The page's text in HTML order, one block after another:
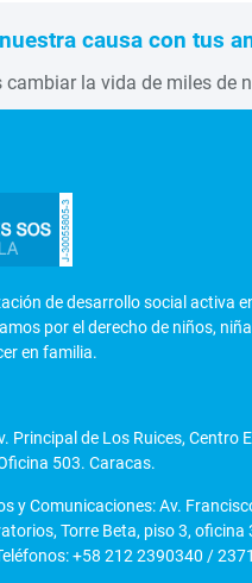
causa con tus
la vida de miles de
de desarrollo social activa
por el derecho de niños,
en familia.
Principal de Los Ruices, Centro
503. Caracas.
y Comunicaciones: Av.
Torre Beta, piso 3, oficina
+58 212 2390340 /